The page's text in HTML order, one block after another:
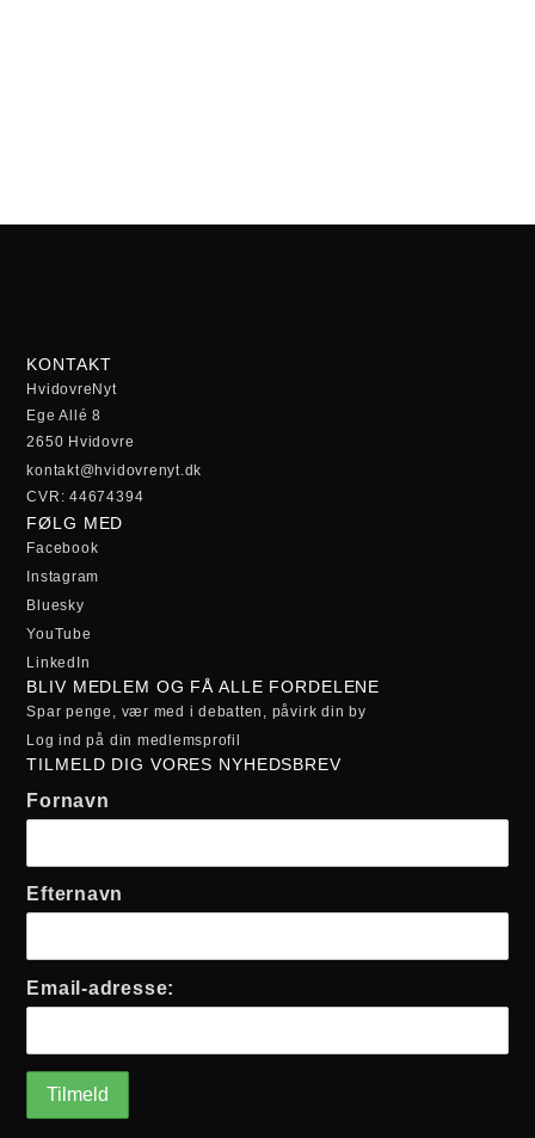
KONTAKT
HvidovreNyt
Ege Allé 8
2650 Hvidovre
kontakt@hvidovrenyt.dk
CVR: 44674394
FØLG MED
Facebook
Instagram
Bluesky
YouTube
LinkedIn
BLIV MEDLEM OG FÅ ALLE FORDELENE
Spar penge, vær med i debatten, påvirk din by
Log ind på din medlemsprofil
TILMELD DIG VORES NYHEDSBREV
Fornavn
Efternavn
Email-adresse: